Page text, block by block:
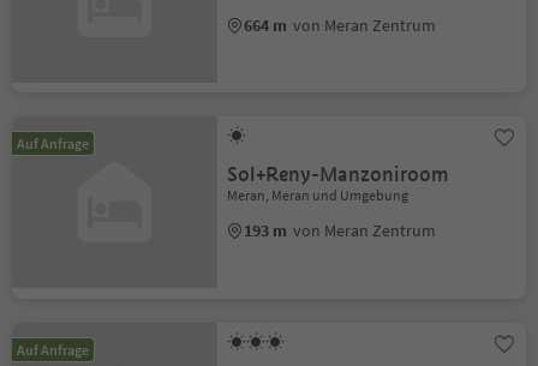
664 m von Meran Zentrum
Auf Anfrage
Sol+Reny-Manzoniroom
Meran, Meran und Umgebung
193 m von Meran Zentrum
Auf Anfrage